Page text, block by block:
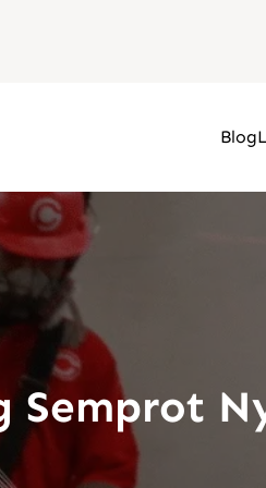
Blog
Semprot